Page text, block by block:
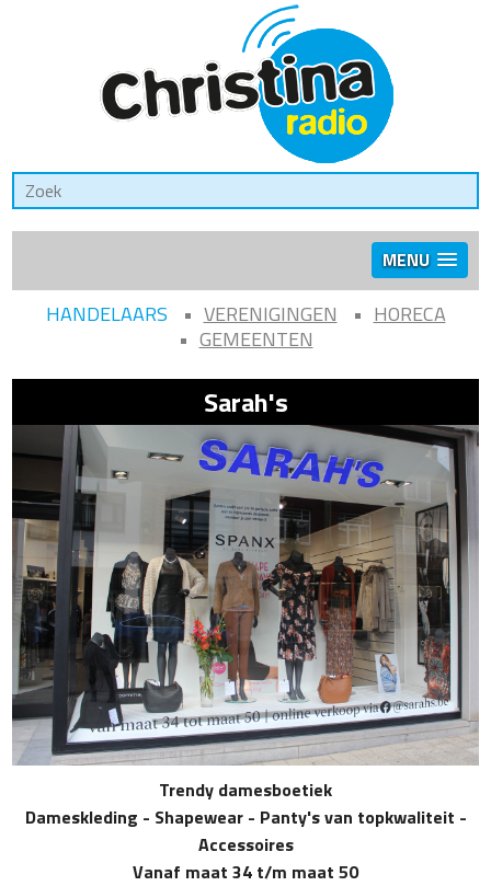
MENU
HANDELAARS VERENIGINGEN
HORECA
GEMEENTEN
Sarah's
Trendy damesboetiek
Dameskleding - Shapewear - Panty's van topkwaliteit -
Accessoires
Vanaf maat 34 t/m maat 50